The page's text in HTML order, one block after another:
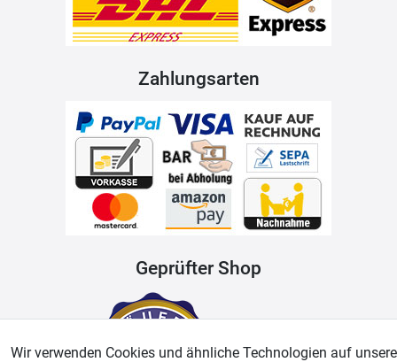
Zahlungsarten
Geprüfter Shop
Wir verwenden Cookies und ähnliche Technologien auf